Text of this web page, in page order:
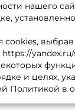
нашего
cookies,
и целях,
Политикой в